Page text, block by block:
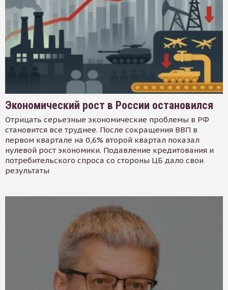
Экономический рост в России остановился
Отрицать серьезные экономические проблемы в РФ
становится все труднее. После сокращения ВВП в
первом квартале на 0,6% второй квартал показал
нулевой рост экономики. Подавление кредитования и
потребительского спроса со стороны ЦБ дало свои
результаты